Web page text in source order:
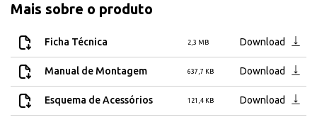
Mais sobre o produto
Ficha Técnica 2,3 MB Download
Manual de Montagem 637,7 KB Download
Esquema de Acessórios 121,4 KB Download